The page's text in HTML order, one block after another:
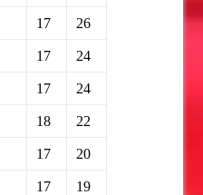
17 26
17 24
17 24
18 22
17 20
17 19